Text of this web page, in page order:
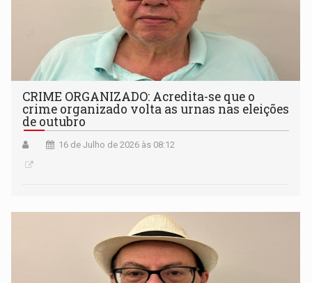
CRIME ORGANIZADO: Acredita-se que o
crime organizado volta as urnas nas eleições
de outubro
16 de Julho de 2026 às 08:12